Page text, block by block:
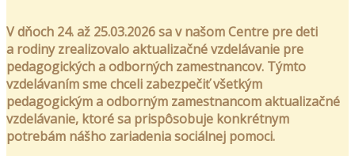
V dňoch 24. až 25.03.2026 sa v našom Centre pre deti
a rodiny zrealizovalo aktualizačné vzdelávanie pre
pedagogických a odborných zamestnancov. Týmto
vzdelávaním sme chceli zabezpečiť všetkým
pedagogickým a odborným zamestnancom aktualizačné
vzdelávanie, ktoré sa prispôsobuje konkrétnym
potrebám nášho zariadenia sociálnej pomoci.